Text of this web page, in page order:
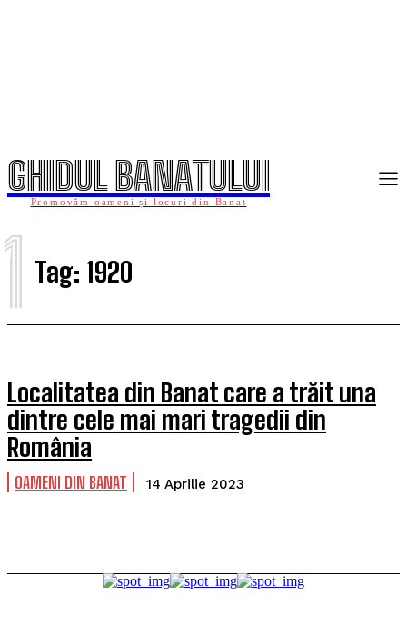
GHIDUL BANATULUI
Promovăm oameni și locuri din Banat
Tag: 1920
1
Localitatea din Banat care a trăit una
dintre cele mai mari tragedii din
România
OAMENI DIN BANAT 14 Aprilie 2023